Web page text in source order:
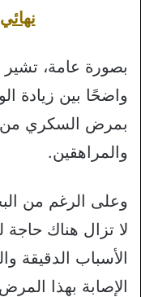
بصورة عامة، تشير
واضحًا بين زيادة
بمرض السكري من
والمراهقين.
وعلى الرغم من
لا تزال هناك
الأسباب الدقيقة
الإصابة بهذا